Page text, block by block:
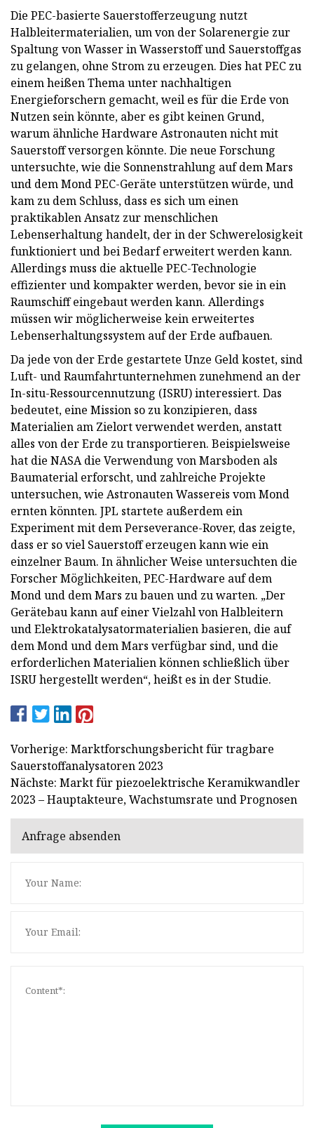
Die PEC-basierte Sauerstofferzeugung nutzt
Halbleitermaterialien, um von der Solarenergie zur
Spaltung von Wasser in Wasserstoff und Sauerstoffgas
zu gelangen, ohne Strom zu erzeugen. Dies hat PEC zu
einem heißen Thema unter nachhaltigen
Energieforschern gemacht, weil es für die Erde von
Nutzen sein könnte, aber es gibt keinen Grund,
warum ähnliche Hardware Astronauten nicht mit
Sauerstoff versorgen könnte. Die neue Forschung
untersuchte, wie die Sonnenstrahlung auf dem Mars
und dem Mond PEC-Geräte unterstützen würde, und
kam zu dem Schluss, dass es sich um einen
praktikablen Ansatz zur menschlichen
Lebenserhaltung handelt, der in der Schwerelosigkeit
funktioniert und bei Bedarf erweitert werden kann.
Allerdings muss die aktuelle PEC-Technologie
effizienter und kompakter werden, bevor sie in ein
Raumschiff eingebaut werden kann. Allerdings
müssen wir möglicherweise kein erweitertes
Lebenserhaltungssystem auf der Erde aufbauen.
Da jede von der Erde gestartete Unze Geld kostet, sind
Luft- und Raumfahrtunternehmen zunehmend an der
In-situ-Ressourcennutzung (ISRU) interessiert. Das
bedeutet, eine Mission so zu konzipieren, dass
Materialien am Zielort verwendet werden, anstatt
alles von der Erde zu transportieren. Beispielsweise
hat die NASA die Verwendung von Marsboden als
Baumaterial erforscht, und zahlreiche Projekte
untersuchen, wie Astronauten Wassereis vom Mond
ernten könnten. JPL startete außerdem ein
Experiment mit dem Perseverance-Rover, das zeigte,
dass er so viel Sauerstoff erzeugen kann wie ein
einzelner Baum. In ähnlicher Weise untersuchten die
Forscher Möglichkeiten, PEC-Hardware auf dem
Mond und dem Mars zu bauen und zu warten. „Der
Gerätebau kann auf einer Vielzahl von Halbleitern
und Elektrokatalysatormaterialien basieren, die auf
dem Mond und dem Mars verfügbar sind, und die
erforderlichen Materialien können schließlich über
ISRU hergestellt werden“, heißt es in der Studie.
Vorherige: Marktforschungsbericht für tragbare
Sauerstoffanalysatoren 2023
Nächste: Markt für piezoelektrische Keramikwandler
2023 – Hauptakteure, Wachstumsrate und Prognosen
Anfrage absenden